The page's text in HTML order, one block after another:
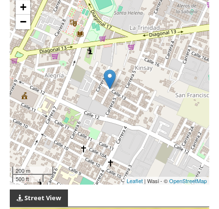
+
−
200 m
500 ft
Leaflet | Wasi - ©OpenStreetMap
Street View